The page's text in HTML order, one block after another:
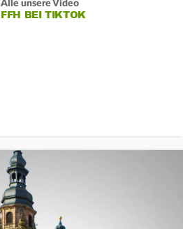
Alle unsere Video
FFH BEI TIKTOK